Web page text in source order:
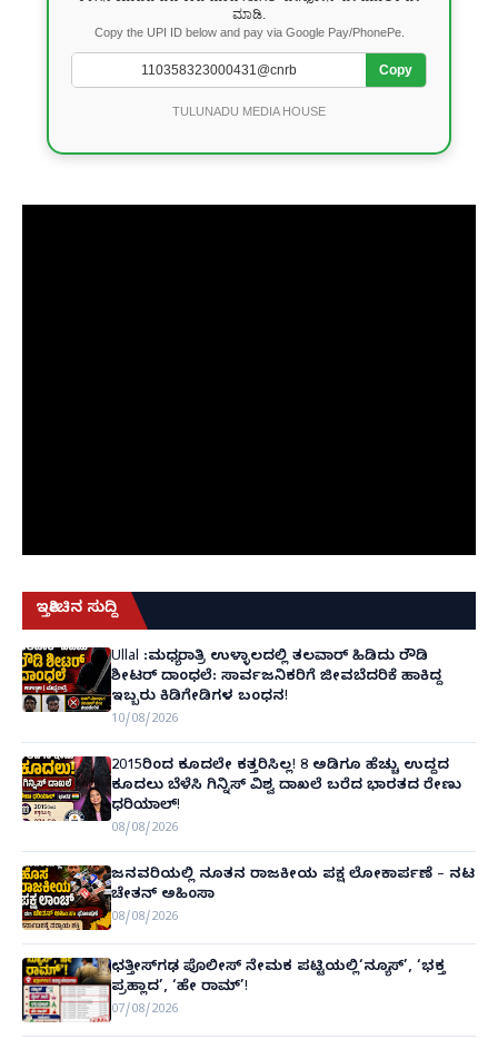
ಮಾಡಿ.
Copy the UPI ID below and pay via Google Pay/PhonePe.
Copy
TULUNADU MEDIA HOUSE
ಇತ್ತೀಚಿನ ಸುದ್ದಿ
Ullal :ಮಧ್ಯರಾತ್ರಿ ಉಳ್ಳಾಲದಲ್ಲಿ ತಲವಾರ್ ಹಿಡಿದು ರೌಡಿ
ಶೀಟರ್ ದಾಂಧಲೆ: ಸಾರ್ವಜನಿಕರಿಗೆ ಜೀವಬೆದರಿಕೆ ಹಾಕಿದ್ದ
ಇಬ್ಬರು ಕಿಡಿಗೇಡಿಗಳ ಬಂಧನ!
10/08/2026
2015ರಿಂದ ಕೂದಲೇ ಕತ್ತರಿಸಿಲ್ಲ! 8 ಅಡಿಗೂ ಹೆಚ್ಚು ಉದ್ದದ
ಕೂದಲು ಬೆಳೆಸಿ ಗಿನ್ನಿಸ್ ವಿಶ್ವ ದಾಖಲೆ ಬರೆದ ಭಾರತದ ರೇಣು
ಧರಿಯಾಲ್!
08/08/2026
ಜನವರಿಯಲ್ಲಿ ನೂತನ ರಾಜಕೀಯ ಪಕ್ಷ ಲೋಕಾರ್ಪಣೆ – ನಟ
ಚೇತನ್ ಅಹಿಂಸಾ
08/08/2026
ಛತ್ತೀಸ್‌ಗಢ ಪೊಲೀಸ್ ನೇಮಕ ಪಟ್ಟಿಯಲ್ಲಿ‘ನ್ಯೂಸ್’, ‘ಭಕ್ತ
ಪ್ರಹ್ಲಾದ’, ‘ಹೇ ರಾಮ್’!
07/08/2026